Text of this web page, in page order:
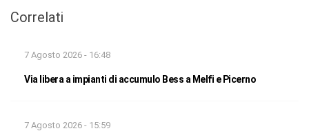
Correlati
7 Agosto 2026 - 16:48
Via libera a impianti di accumulo Bess a Melfi e Picerno
7 Agosto 2026 - 15:59